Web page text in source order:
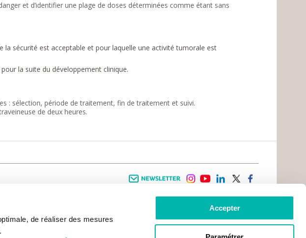
de réaliser des mesures
Accepter
et d’identifier une plage de doses déterminées comme étant sans
la sécurité est acceptable et pour laquelle une activité tumorale est
la suite du développement clinique.
: sélection, période de traitement, fin de traitement et suivi.
de deux heures.
LIVING BETTER WITH CANCER
INFOS PRATIQUES
CONTACTS
PRACTICAL INFORMATION
GETTING TO GUSTAVE ROUSSY